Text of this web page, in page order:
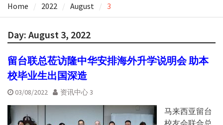
Home 2022 August 3
Day: August 3, 2022
留台联总莅访隆中华安排海外升学说明会 助本
校毕业生出国深造
03/08/2022 资讯中心 3
马来西亚留台
校友会联合总